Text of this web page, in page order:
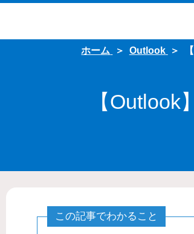
ホーム Outlook
【
この記事でわかること